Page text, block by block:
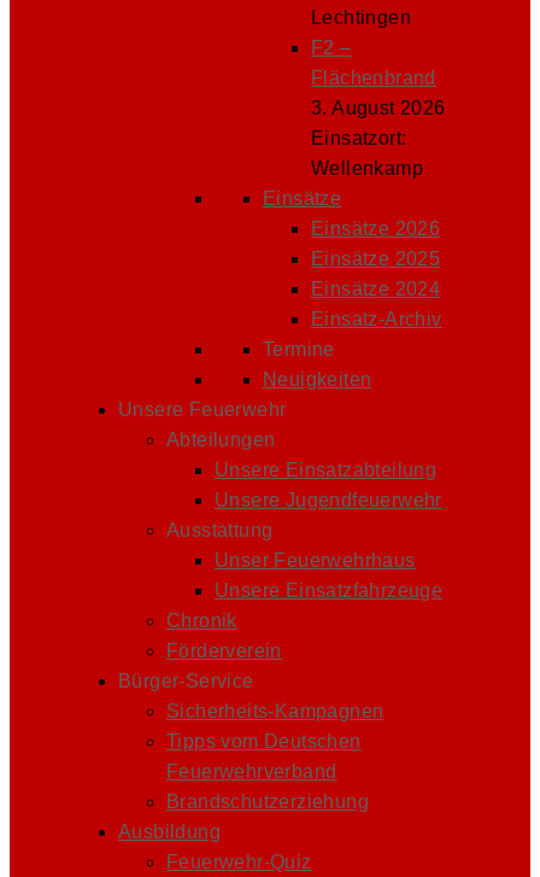
Lechtingen
F2 –
Flächenbrand
3. August 2026
Einsatzort:
Wellenkamp
Einsätze
Einsätze 2026
Einsätze 2025
Einsätze 2024
Einsatz-Archiv
Termine
Neuigkeiten
Unsere Feuerwehr
Abteilungen
Unsere Einsatzabteilung
Unsere Jugendfeuerwehr
Ausstattung
Unser Feuerwehrhaus
Unsere Einsatzfahrzeuge
Chronik
Förderverein
Bürger-Service
Sicherheits-Kampagnen
Tipps vom Deutschen
Feuerwehrverband
Brandschutzerziehung
Ausbildung
Feuerwehr-Quiz